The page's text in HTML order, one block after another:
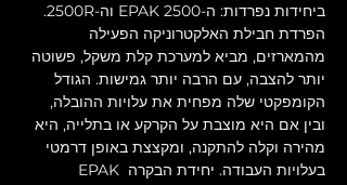
ביחידות נפרדות: ה-EPAK 2500 וה-2500R.
הפרדת חבילת האלקטרוניקה הפעילה
מהמארזים, מביא למערכת קלת משקל, פשוטה
יותר להצבה, עם הרבה יותר גמישות. הגודל
הקומפקטי שלה מפחית את עלויות ההובלה,
ובין אם היא מוצבת על הקרקע או בתלייה, היא
מהירה וקלה להתקנה, ומקצצת באופן דרמטי
בעלויות העבודה. יחידת הבקרה EPAK